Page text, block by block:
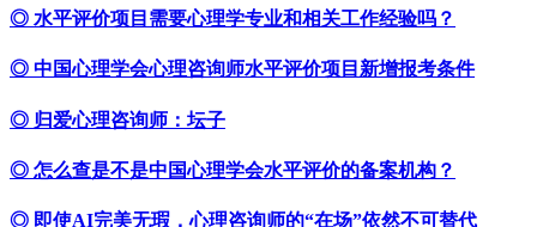
◎ 水平评价项目需要心理学专业和相关工作经验吗？
◎ 中国心理学会心理咨询师水平评价项目新增报考条件
◎ 归爱心理咨询师：坛子
◎ 怎么查是不是中国心理学会水平评价的备案机构？
◎ 即使AI完美无瑕，心理咨询师的“在场”依然不可替代